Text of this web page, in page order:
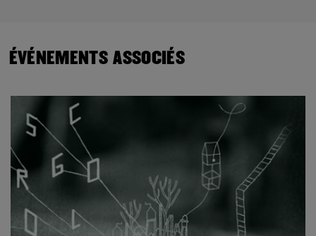
ÉVÉNEMENTS ASSOCIÉS